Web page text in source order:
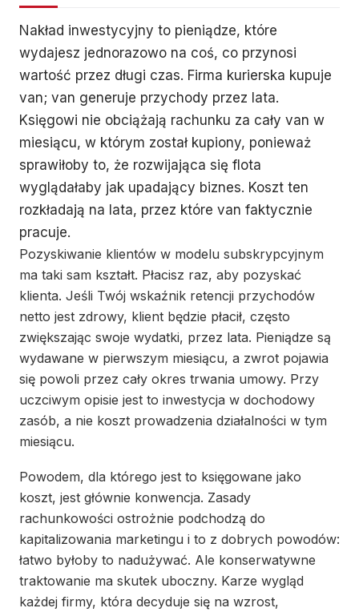
Nakład inwestycyjny to pieniądze, które
wydajesz jednorazowo na coś, co przynosi
wartość przez długi czas. Firma kurierska kupuje
van; van generuje przychody przez lata.
Księgowi nie obciążają rachunku za cały van w
miesiącu, w którym został kupiony, ponieważ
sprawiłoby to, że rozwijająca się flota
wyglądałaby jak upadający biznes. Koszt ten
rozkładają na lata, przez które van faktycznie
pracuje.
Pozyskiwanie klientów w modelu subskrypcyjnym
ma taki sam kształt. Płacisz raz, aby pozyskać
klienta. Jeśli Twój wskaźnik retencji przychodów
netto jest zdrowy, klient będzie płacił, często
zwiększając swoje wydatki, przez lata. Pieniądze są
wydawane w pierwszym miesiącu, a zwrot pojawia
się powoli przez cały okres trwania umowy. Przy
uczciwym opisie jest to inwestycja w dochodowy
zasób, a nie koszt prowadzenia działalności w tym
miesiącu.
Powodem, dla którego jest to księgowane jako
koszt, jest głównie konwencja. Zasady
rachunkowości ostrożnie podchodzą do
kapitalizowania marketingu i to z dobrych powodów:
łatwo byłoby to nadużywać. Ale konserwatywne
traktowanie ma skutek uboczny. Karze wygląd
każdej firmy, która decyduje się na wzrost,